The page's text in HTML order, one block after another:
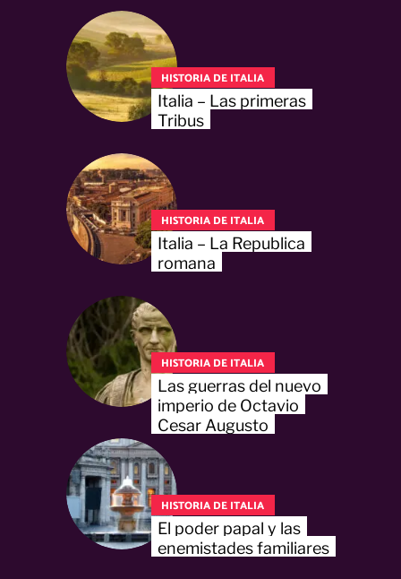
HISTORIA DE ITALIA
Italia – Las primeras
Tribus
HISTORIA DE ITALIA
Italia – La Republica
romana
HISTORIA DE ITALIA
Las guerras del nuevo
imperio de Octavio
Cesar Augusto
HISTORIA DE ITALIA
El poder papal y las
enemistades familiares